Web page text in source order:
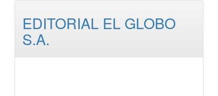
EDITORIAL EL GLOBO
S.A.